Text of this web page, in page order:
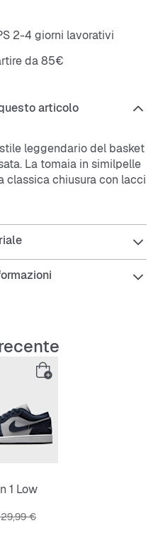
2-4 giorni lavorativi
da 85€
articolo
leggendario del basket
La tomaia in similpelle
classica chiusura con lacci
mentre il design blu si
per una tenuta ottimale
tempo
1 Low
originale
€